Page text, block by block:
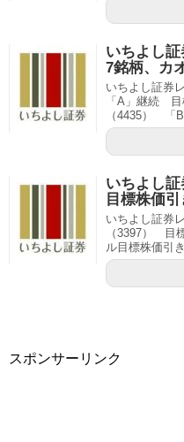
いちよし
7銘柄、カ
いちよし証券
「A」継続
（4435） 「
いちよし
目標株価
いちよし証券
（3397） 目
ル目標株価引
スポンサーリンク